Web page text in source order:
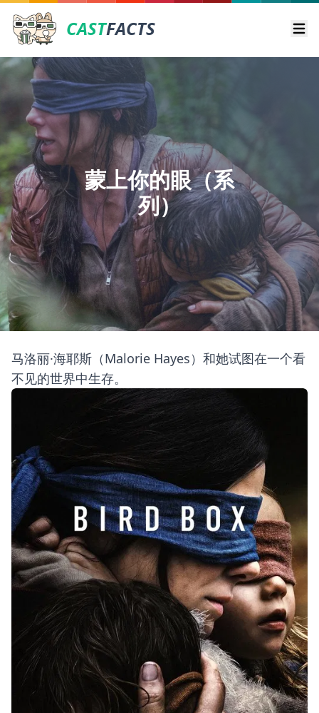
CASTFACTS
蒙上你的眼（系
列）
马洛丽·海耶斯（Malorie Hayes）和她试图在一个看
不见的世界中生存。